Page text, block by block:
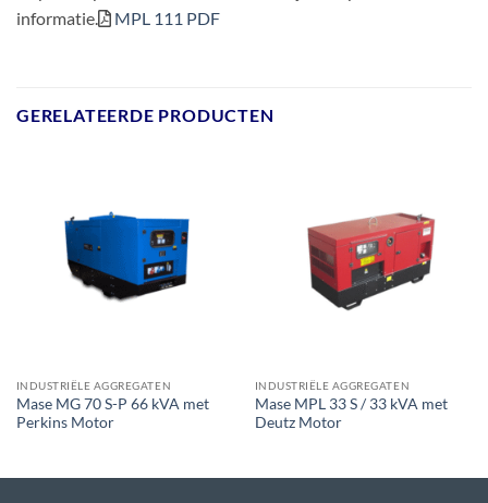
informatie.
MPL 111 PDF
GERELATEERDE PRODUCTEN
INDUSTRIËLE AGGREGATEN
Mase MG 70 S-P 66 kVA met
Perkins Motor
INDUSTRIËLE AGGREGATEN
Mase MPL 33 S / 33 kVA met
Deutz Motor